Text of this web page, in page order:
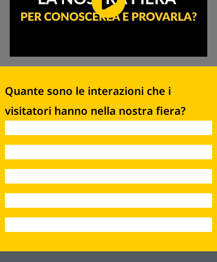
Quante sono le interazioni che i
visitatori hanno nella nostra fiera?